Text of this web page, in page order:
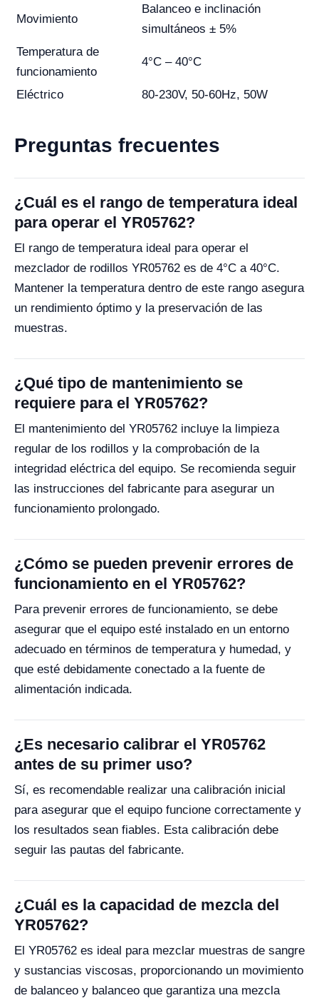
Movimiento
Balanceo e inclinación
simultáneos ± 5%
Temperatura de
funcionamiento
4°C – 40°C
Eléctrico 80-230V, 50-60Hz, 50W
Preguntas frecuentes
¿Cuál es el rango de temperatura ideal
para operar el YR05762?
El rango de temperatura ideal para operar el
mezclador de rodillos YR05762 es de 4°C a 40°C.
Mantener la temperatura dentro de este rango asegura
un rendimiento óptimo y la preservación de las
muestras.
¿Qué tipo de mantenimiento se
requiere para el YR05762?
El mantenimiento del YR05762 incluye la limpieza
regular de los rodillos y la comprobación de la
integridad eléctrica del equipo. Se recomienda seguir
las instrucciones del fabricante para asegurar un
funcionamiento prolongado.
¿Cómo se pueden prevenir errores de
funcionamiento en el YR05762?
Para prevenir errores de funcionamiento, se debe
asegurar que el equipo esté instalado en un entorno
adecuado en términos de temperatura y humedad, y
que esté debidamente conectado a la fuente de
alimentación indicada.
¿Es necesario calibrar el YR05762
antes de su primer uso?
Sí, es recomendable realizar una calibración inicial
para asegurar que el equipo funcione correctamente y
los resultados sean fiables. Esta calibración debe
seguir las pautas del fabricante.
¿Cuál es la capacidad de mezcla del
YR05762?
El YR05762 es ideal para mezclar muestras de sangre
y sustancias viscosas, proporcionando un movimiento
de balanceo y balanceo que garantiza una mezcla